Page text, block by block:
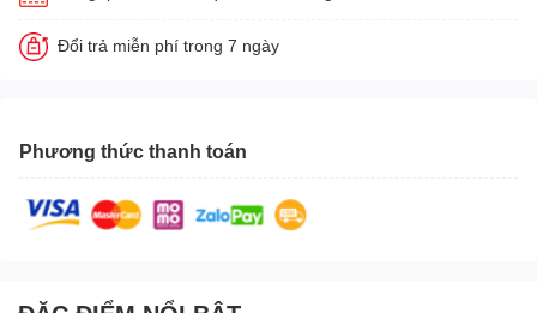
Đổi trả miễn phí trong 7 ngày
Phương thức thanh toán